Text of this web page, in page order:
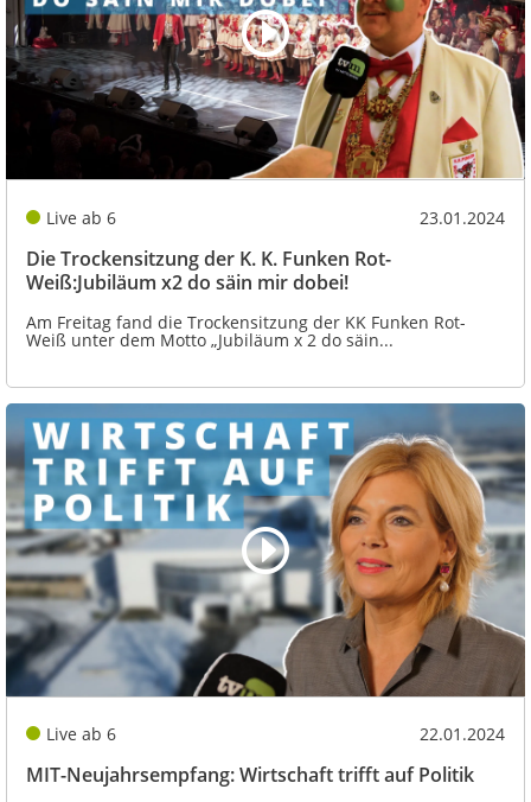
Live ab 6 23.01.2024
Die Trockensitzung der K. K. Funken Rot-
Weiß:Jubiläum x2 do säin mir dobei!
Am Freitag fand die Trockensitzung der KK Funken Rot-
Weiß unter dem Motto „Jubiläum x 2 do säin...
Live ab 6 22.01.2024
MIT-Neujahrsempfang: Wirtschaft trifft auf Politik